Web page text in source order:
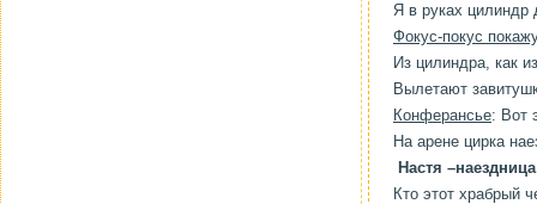
Я в руках цилиндр
Фокус-покус
Из цилиндра, как
Вылетают
Конферансье: Вот
На арене цирка
Настя –наездница
Кто этот храбрый